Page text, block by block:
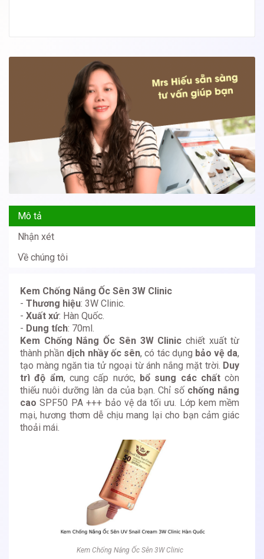
Mô tả
Nhận xét
Về chúng tôi
Kem Chống Nắng Ốc Sên 3W Clinic
- Thương hiệu: 3W Clinic.
- Xuất xứ: Hàn Quốc.
- Dung tích: 70ml.
Kem Chống Nắng Ốc Sên 3W Clinic chiết xuất từ
thành phần dịch nhầy ốc sên, có tác dụng bảo vệ da,
tạo màng ngăn tia tử ngoại từ ánh nắng mặt trời. Duy
trì độ ẩm, cung cấp nước, bổ sung các chấtcòn
thiếu nuôi dưỡng làn da của bạn. Chỉ số chống nắng
cao SPF50 PA +++ bảo vệ da tối ưu. Lớp kem mềm
mại, hương thơm dễ chịu mang lại cho bạn cảm giác
thoải mái.
Kem Chống Nắng Ốc Sên 3W Clinic